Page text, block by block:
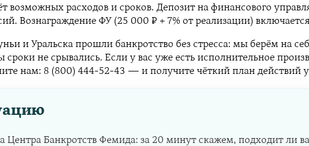
возможных расходов и сроков. Депозит на финансового
Вознаграждение ФУ (25 000 ₽ + 7% от реализации)
и Уральска прошли банкротство без стресса: мы берём на
не срывались. Если у вас уже есть исполнительное
нам: 8 (800) 444-52-43 — и получите чёткий план действий
Центра Банкротств Фемида: за 20 минут скажем, подходит ли